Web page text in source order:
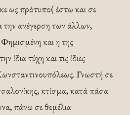
ως πρότυπο( έστω και σε
την ανέγερση των άλλων,
και η της
ίδια τύχη και τις ίδιες
Γνωστή σε
κτίσμα, κατά πάσα
πάνω σε θεμέλια